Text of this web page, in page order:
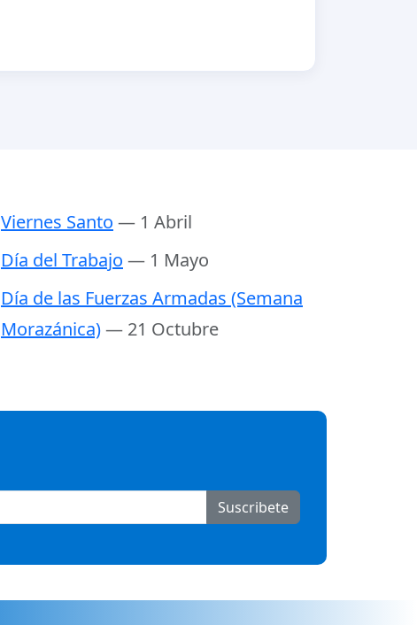
Viernes Santo — 1 Abril
Día del Trabajo — 1 Mayo
Día de las Fuerzas Armadas (Semana
Morazánica)— 21 Octubre
Suscribete